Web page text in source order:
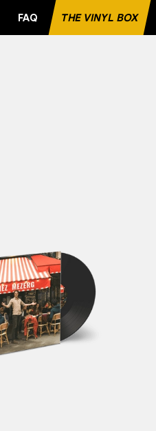
FAQ THE VINYL BOX